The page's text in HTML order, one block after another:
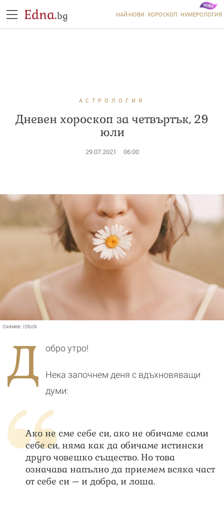
Edna.bg НАЙ-НОВИ ХОРОСКОП НУМЕРОЛОГИЯ
АСТРОЛОГИЯ
Дневен хороскоп за четвъртък, 29
юли
29.07.2021 06:00
Снимка: iStock
Д обро утро!
Нека започнем деня с вдъхновяващи
думи:
Ако не сме себе си, ако не обичаме сами
себе си, няма как да обичаме истински
друго човешко същество. Но това
означава напълно да приемем всяка част
от себе си – и добра, и лоша.